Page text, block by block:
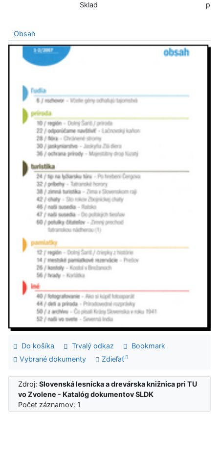
Sklad
Obsah
Do košíka Trvalý odkaz
Bookmark
Vybrané dokumenty
Zdieľať
Zdroj:Slovenská lesnícka a drevárska knižnica pri TU
vo Zvolene - Katalóg dokumentov SLDK
Počet záznamov: 1